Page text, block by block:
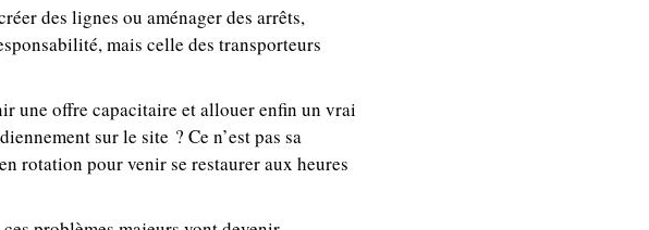
des lignes ou aménager des arrêts,
mais celle des transporteurs
une offre capacitaire et allouer enfin un vrai
sur le site ? Ce n’est pas sa
rotation pour venir se restaurer aux heures